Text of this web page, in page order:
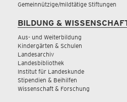
Gemeinnützige/mildtätige Stiftungen
BILDUNG &
Aus- und Weiterbildung
Kindergärten & Schulen
Landesarchiv
Landesbibliothek
Institut für Landeskunde
Stipendien & Beihilfen
Wissenschaft & Forschung